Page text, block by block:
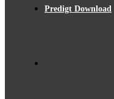
Predigt Download